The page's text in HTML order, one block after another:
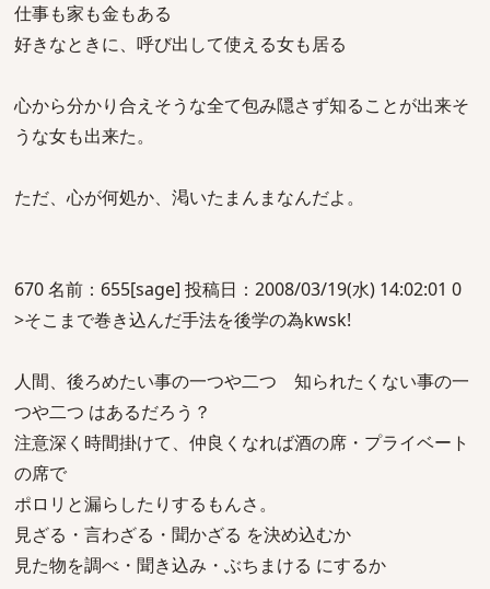
仕事も家も金もある
好きなときに、呼び出して使える女も居る
心から分かり合えそうな全て包み隠さず知ることが出来そ
うな女も出来た。
ただ、心が何処か、渇いたまんまなんだよ。
670 名前：655[sage] 投稿日：2008/03/19(水) 14:02:01 0
>そこまで巻き込んだ手法を後学の為kwsk!
人間、後ろめたい事の一つや二つ 知られたくない事の一
つや二つ はあるだろう？
注意深く時間掛けて、仲良くなれば酒の席・プライベート
の席で
ポロリと漏らしたりするもんさ。
見ざる・言わざる・聞かざる を決め込むか
見た物を調べ・聞き込み・ぶちまける にするか